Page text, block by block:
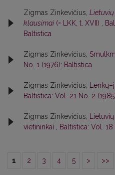
Zigmas Zinkevičius,
klausimai (= LKK, t. XVII)
Baltistica
Zigmas Zinkevičius,
No. 1 (1976): Baltistica
Zigmas Zinkevičius,
Baltistica: Vol. 21 No. 2
Zigmas Zinkevičius,
vietininkai
Baltistica: Vol.
1 2 3 4 5 > >>